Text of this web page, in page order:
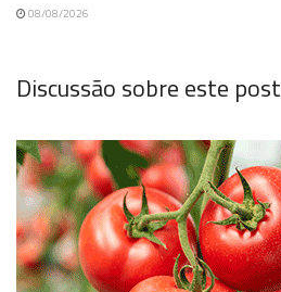
08/08/2026
Discussão sobre este post